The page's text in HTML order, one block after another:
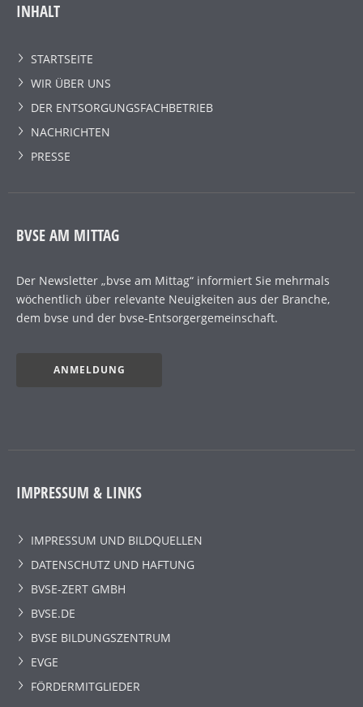
INHALT
STARTSEITE
WIR ÜBER UNS
DER ENTSORGUNGSFACHBETRIEB
NACHRICHTEN
PRESSE
BVSE AM MITTAG
Der Newsletter „bvse am Mittag“ informiert Sie mehrmals
wöchentlich über relevante Neuigkeiten aus der Branche,
dem bvse und der bvse-Entsorgergemeinschaft.
ANMELDUNG
IMPRESSUM & LINKS
IMPRESSUM UND BILDQUELLEN
DATENSCHUTZ UND HAFTUNG
BVSE-ZERT GMBH
BVSE.DE
BVSE BILDUNGSZENTRUM
EVGE
FÖRDERMITGLIEDER